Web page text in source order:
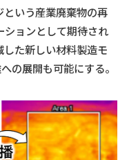
という産業廃棄物の再
ションとして期待され
した新しい材料製造モ
の展開も可能にする。